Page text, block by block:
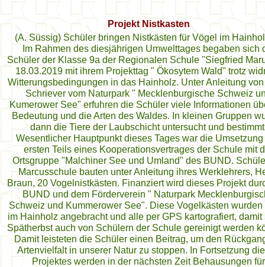
Projekt Nistkasten
(A. Süssig) Schüler bringen Nistkästen für Vögel im
Im Rahmen des diesjährigen Umwelttages begaben sich
Schüler der Klasse 9a der Regionalen Schule "Siegfried
18.03.2019 mit ihrem Projekttag " Ökosytem Wald" trotz
Witterungsbedingungen in das Hainholz. Unter Anleitung
Schriever vom Naturpark " Mecklenburgische Schweiz
Kumerower See" erfuhren die Schüler viele Informationen
Bedeutung und die Arten des Waldes. In kleinen Gruppen
dann die Tiere der Laubschicht untersucht und
Wesentlicher Hauptpunkt dieses Tages war die
ersten Teils eines Kooperationsvertrages der Schule mit
Ortsgruppe "Malchiner See und Umland" des BUND.
Marcusschule bauten unter Anleitung ihres Werklehrers,
Braun, 20 Vogelnistkästen. Finanziert wird dieses Projekt
BUND und dem Förderverein " Naturpark
Schweiz und Kummerower See". Diese Vogelkästen wurden
im Hainholz angebracht und alle per GPS kartografiert, damit
Spätherbst auch von Schülern der Schule gereinigt werden
Damit leisteten die Schüler einen Beitrag, um den
Artenvielfalt in unserer Natur zu stoppen. In Fortsetzung
Projektes werden in der nächsten Zeit Behausungen für